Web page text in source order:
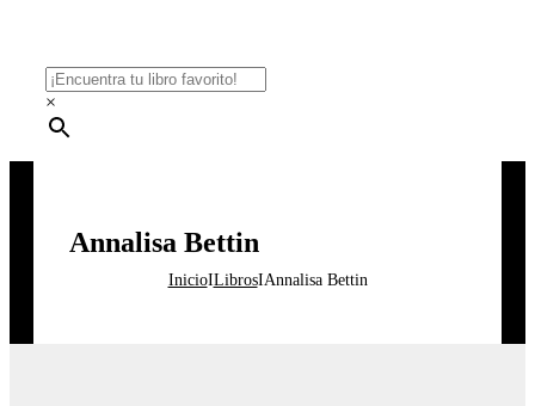
×
Annalisa Bettin
InicioILibrosIAnnalisa Bettin